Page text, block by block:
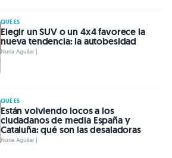
QUÉ ES
Elegir un SUV o un 4x4 favorece la
nueva tendencia: la autobesidad
Nuria Aguilar |
QUÉ ES
Están volviendo locos a los
ciudadanos de media España y
Cataluña: qué son las desaladoras
Nuria Aguilar |